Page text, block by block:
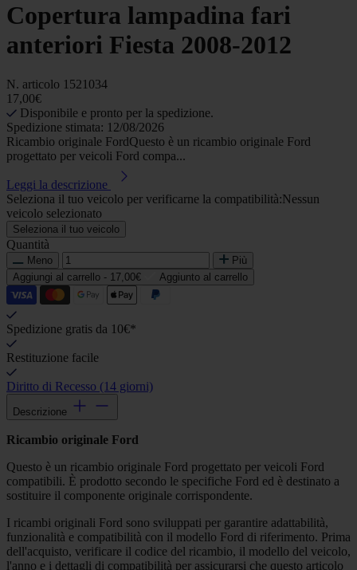
Copertura lampadina fari
anteriori Fiesta 2008-2012
N. articolo 1521034
17,00€
Disponibile e pronto per la spedizione.
Spedizione stimata: 12/08/2026
Ricambio originale FordQuesto è un ricambio originale Ford
progettato per veicoli Ford compa...
Leggi la descrizione
Seleziona il tuo veicolo per verificarne la compatibilità:Nessun
veicolo selezionato
Seleziona il tuo veicolo
Quantità
Meno
Più
Aggiungi al carrello - 17,00€ Aggiunto al carrello
Spedizione gratis da 10€*
Restituzione facile
Diritto di Recesso (14 giorni)
Descrizione
Ricambio originale Ford
Questo è un ricambio originale Ford progettato per veicoli Ford
compatibili. È prodotto secondo le specifiche Ford ed è destinato a
sostituire il componente originale corrispondente.
I ricambi originali Ford sono sviluppati per garantire adattabilità,
funzionalità e compatibilità con il modello Ford di riferimento. Prima
dell'acquisto, verificare il codice del ricambio, il modello del veicolo,
l'anno e i dettagli di compatibilità per assicurarsi che questo articolo